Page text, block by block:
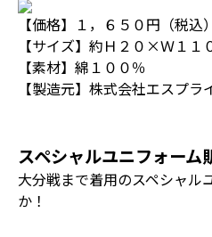
【価格】１，６５０円（税込）
【サイズ】約Ｈ２０×Ｗ１１
【素材】綿１００％
【製造元】株式会社エスプラ
スペシャルユニフォーム
大分戦まで着用のスペシャル
か！